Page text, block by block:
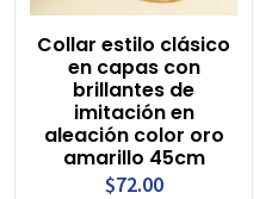
Collar estilo clásico
en capas con
brillantes de
imitación en
aleación color oro
amarillo 45cm
$72.00